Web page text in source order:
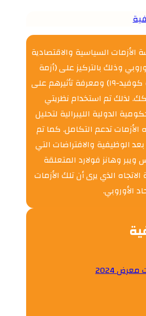
الأزمات السياسية والاقتصادية
وذلك بالتركيز على (أزمة
اليورو، البريكست، أزمة كوفيد-١٩) ومعرفة تأثيرهم على
لذلك تم استخدام نظريتي
الدولية الليبرالية لتحليل
الأزمات تدعم التكامل. كما تم
الوظيفية والافتراضات التي
وهانز فولارد المتعلقة
الذي يرى أن تلك الأزمات
الأوروبي.
2024